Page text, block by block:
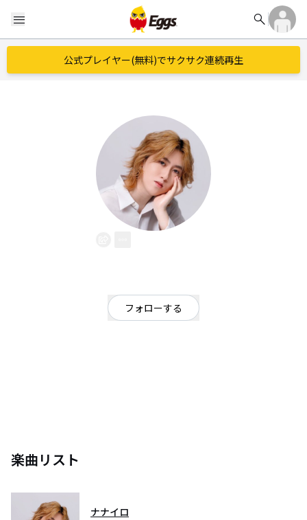
menu search
公式プレイヤー(無料)でサクサク連続再生
フォローする
楽曲リスト
ナナイロ